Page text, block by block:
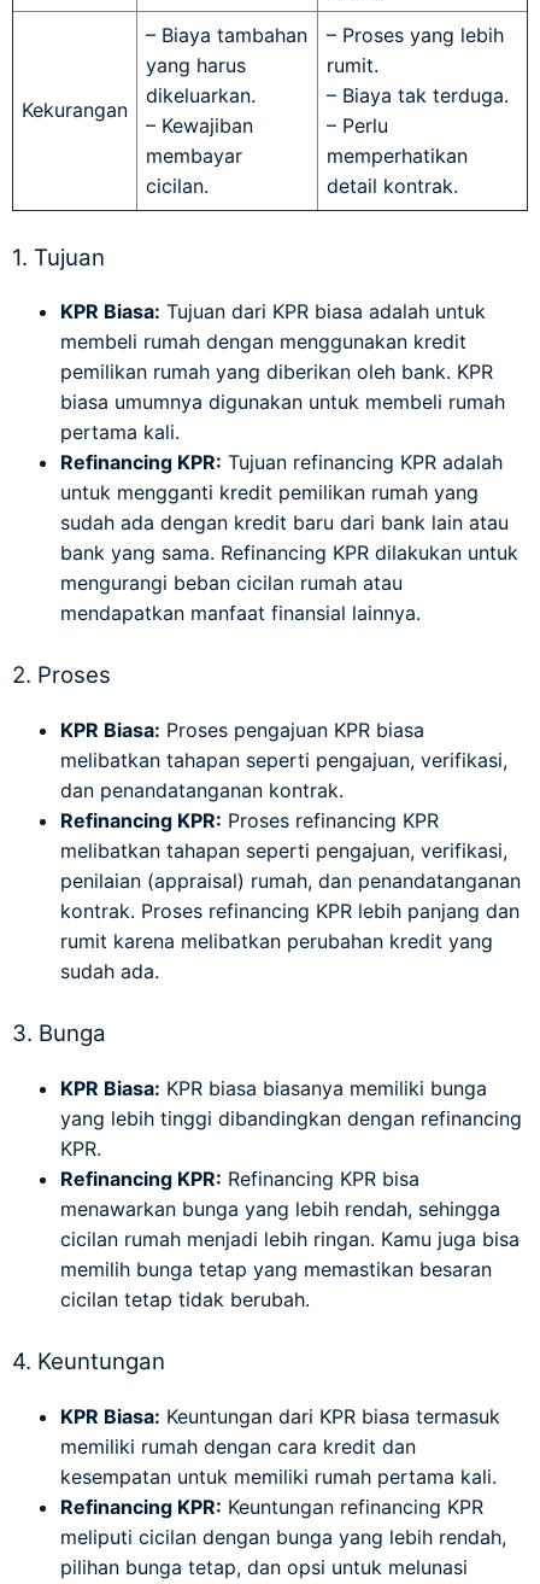
Kekurangan
– Biaya tambahan
yang harus
dikeluarkan.
– Kewajiban
membayar
cicilan.
– Proses yang lebih
rumit.
– Biaya tak terduga.
– Perlu
memperhatikan
detail kontrak.
1. Tujuan
KPR Biasa: Tujuan dari KPR biasa adalah untuk
membeli rumah dengan menggunakan kredit
pemilikan rumah yang diberikan oleh bank. KPR
biasa umumnya digunakan untuk membeli rumah
pertama kali.
Refinancing KPR: Tujuan refinancing KPR adalah
untuk mengganti kredit pemilikan rumah yang
sudah ada dengan kredit baru dari bank lain atau
bank yang sama. Refinancing KPR dilakukan untuk
mengurangi beban cicilan rumah atau
mendapatkan manfaat finansial lainnya.
2. Proses
KPR Biasa: Proses pengajuan KPR biasa
melibatkan tahapan seperti pengajuan, verifikasi,
dan penandatanganan kontrak.
Refinancing KPR: Proses refinancing KPR
melibatkan tahapan seperti pengajuan, verifikasi,
penilaian (appraisal) rumah, dan penandatanganan
kontrak. Proses refinancing KPR lebih panjang dan
rumit karena melibatkan perubahan kredit yang
sudah ada.
3. Bunga
KPR Biasa: KPR biasa biasanya memiliki bunga
yang lebih tinggi dibandingkan dengan refinancing
KPR.
Refinancing KPR: Refinancing KPR bisa
menawarkan bunga yang lebih rendah, sehingga
cicilan rumah menjadi lebih ringan. Kamu juga bisa
memilih bunga tetap yang memastikan besaran
cicilan tetap tidak berubah.
4. Keuntungan
KPR Biasa: Keuntungan dari KPR biasa termasuk
memiliki rumah dengan cara kredit dan
kesempatan untuk memiliki rumah pertama kali.
Refinancing KPR: Keuntungan refinancing KPR
meliputi cicilan dengan bunga yang lebih rendah,
pilihan bunga tetap, dan opsi untuk melunasi